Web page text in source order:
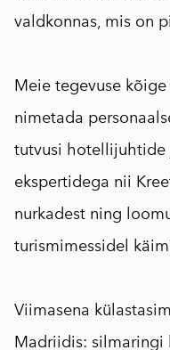
valdkonnas, mis on
Meie tegevuse
nimetada
tutvusi hotellijuhtide
ekspertidega nii
nurkadest ning
turismimessidel
Viimasena
Madriidis: silmaringi